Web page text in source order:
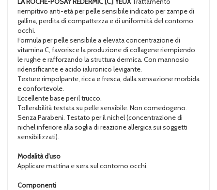
riempitivo anti-età per pelle sensibile indicato per zampe di
gallina, perdita di compattezza e di uniformità del contorno
occhi.
Formula per pelle sensibile a elevata concentrazione di
vitamina C, favorisce la produzione di collagene riempiendo
le rughe e rafforzando la struttura dermica. Con mannosio
ridensificante e acido ialuronico levigante.
Texture rimpolpante, ricca e fresca, dalla sensazione morbida
e confortevole.
Eccellente base per il trucco.
Tollerabilità testata su pelle sensibile. Non comedogeno.
Senza Parabeni. Testato per il nichel (concentrazione di
nichel inferiore alla soglia di reazione allergica sui soggetti
sensibilizzati).
Modalità d'uso
Applicare mattina e sera sul contorno occhi.
Componenti